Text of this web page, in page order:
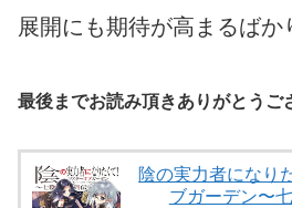
展開にも期待が高まるばか
最後までお読み頂きありがとうご
陰の実力者になり
ブガーデン〜